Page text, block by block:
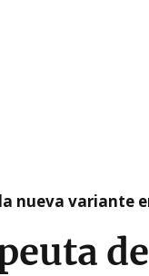
nueva variante